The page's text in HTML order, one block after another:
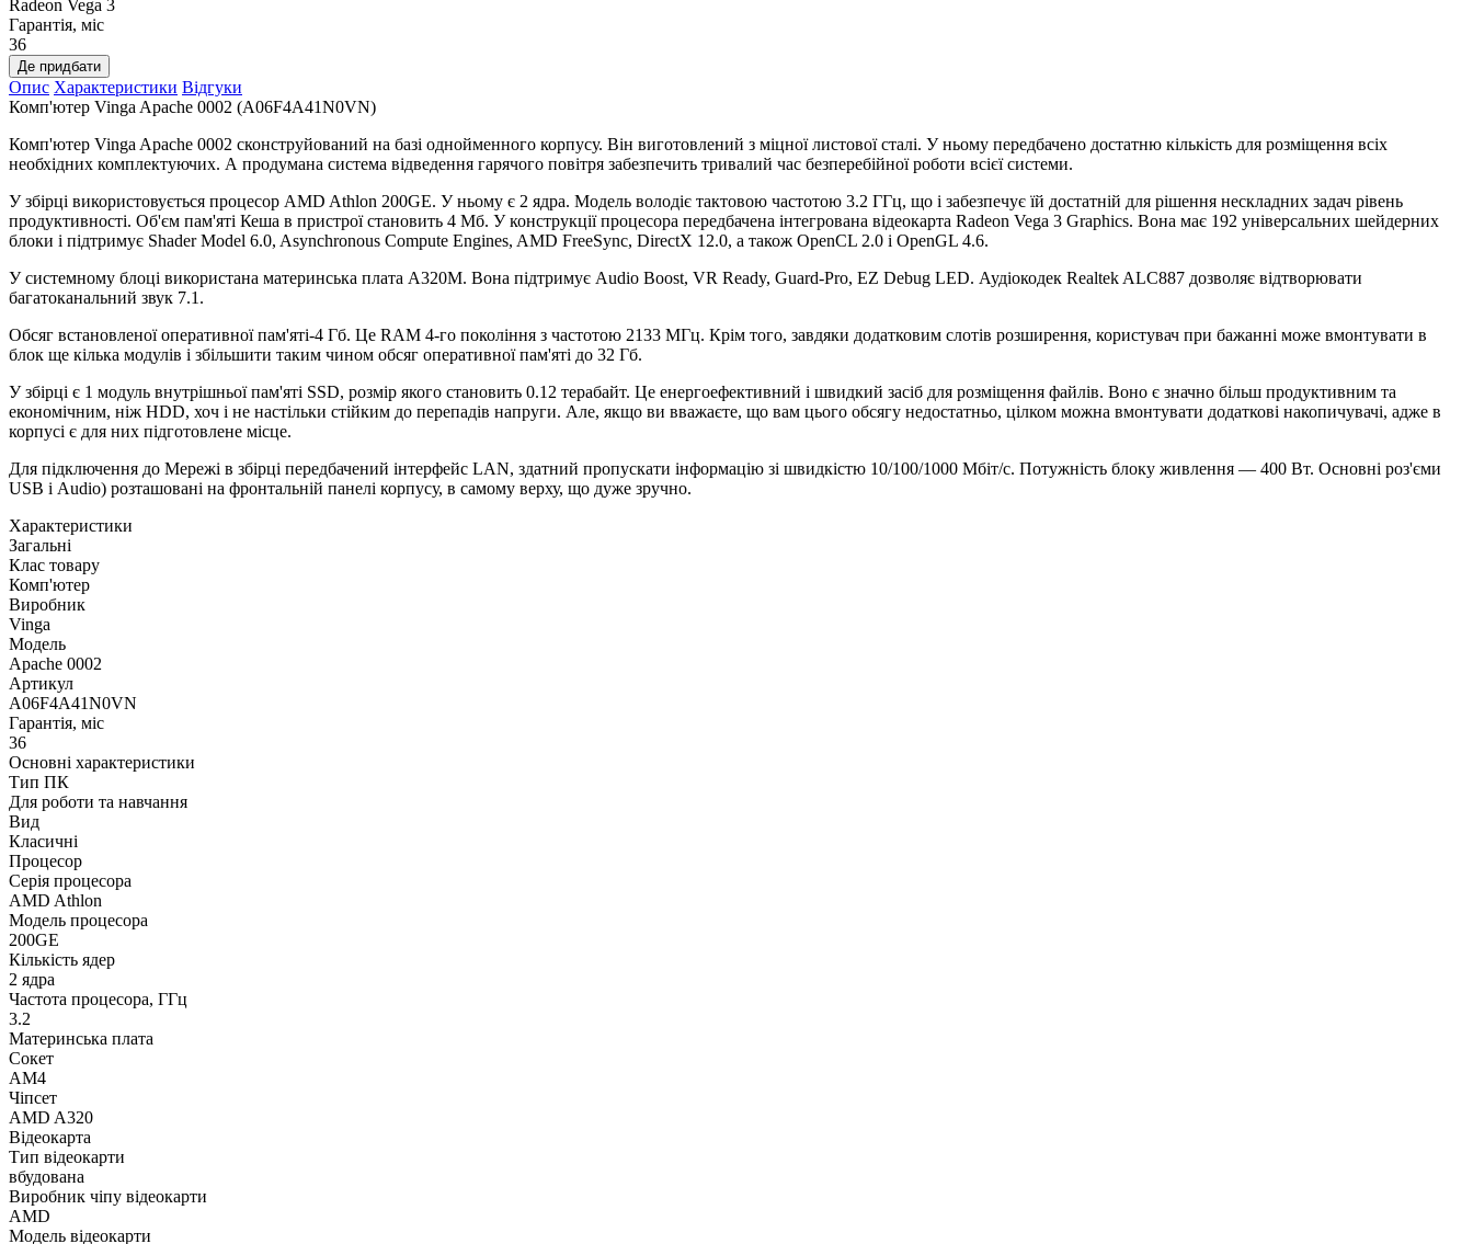
Radeon Vega 3
Гарантія, міс
36
Де придбати
Опис Характеристики Відгуки
Комп'ютер Vinga Apache 0002 (A06F4A41N0VN)
Комп'ютер Vinga Apache 0002 сконструйований на базі однойменного корпусу. Він виготовлений з міцної листової сталі. У ньому передбачено достатню кількість для розміщення всіх
необхідних комплектуючих. А продумана система відведення гарячого повітря забезпечить тривалий час безперебійної роботи всієї системи.
У збірці використовується процесор AMD Athlon 200GE. У ньому є 2 ядра. Модель володіє тактовою частотою 3.2 ГГц, що і забезпечує їй достатній для рішення нескладних задач рівень
продуктивності. Об'єм пам'яті Кеша в пристрої становить 4 Мб. У конструкції процесора передбачена інтегрована відеокарта Radeon Vega 3 Graphics. Вона має 192 універсальних шейдерних
блоки і підтримує Shader Model 6.0, Asynchronous Compute Engines, AMD FreeSync, DirectX 12.0, а також OpenCL 2.0 і OpenGL 4.6.
У системному блоці використана материнська плата A320M. Вона підтримує Audio Boost, VR Ready, Guard-Pro, EZ Debug LED. Аудіокодек Realtek ALC887 дозволяє відтворювати
багатоканальний звук 7.1.
Обсяг встановленої оперативної пам'яті-4 Гб. Це RAM 4-го покоління з частотою 2133 МГц. Крім того, завдяки додатковим слотів розширення, користувач при бажанні може вмонтувати в
блок ще кілька модулів і збільшити таким чином обсяг оперативної пам'яті до 32 Гб.
У збірці є 1 модуль внутрішньої пам'яті SSD, розмір якого становить 0.12 терабайт. Це енергоефективний і швидкий засіб для розміщення файлів. Воно є значно більш продуктивним та
економічним, ніж HDD, хоч і не настільки стійким до перепадів напруги. Але, якщо ви вважаєте, що вам цього обсягу недостатньо, цілком можна вмонтувати додаткові накопичувачі, адже в
корпусі є для них підготовлене місце.
Для підключення до Мережі в збірці передбачений інтерфейс LAN, здатний пропускати інформацію зі швидкістю 10/100/1000 Мбіт/с. Потужність блоку живлення — 400 Вт. Основні роз'єми
USB і Audio) розташовані на фронтальній панелі корпусу, в самому верху, що дуже зручно.
Характеристики
Загальні
Клас товару
Комп'ютер
Виробник
Vinga
Модель
Apache 0002
Артикул
A06F4A41N0VN
Гарантія, міс
36
Основні характеристики
Тип ПК
Для роботи та навчання
Вид
Класичні
Процесор
Серія процесора
AMD Athlon
Модель процесора
200GE
Кількість ядер
2 ядра
Частота процесора, ГГц
3.2
Материнська плата
Сокет
AM4
Чіпсет
AMD A320
Відеокарта
Тип відеокарти
вбудована
Виробник чіпу відеокарти
AMD
Модель відеокарти